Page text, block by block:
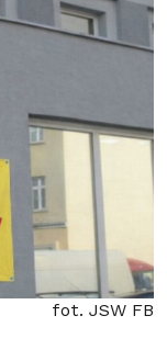
fot. JSW FB